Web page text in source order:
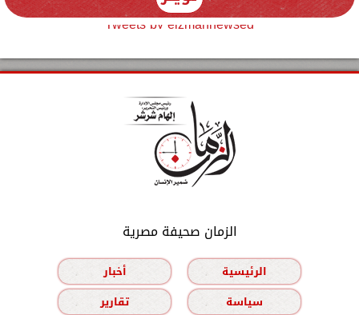
Tweets by elzmannewseg
الزمان صحيفة مصرية
الرئيسية
أخبار
سياسة
تقارير